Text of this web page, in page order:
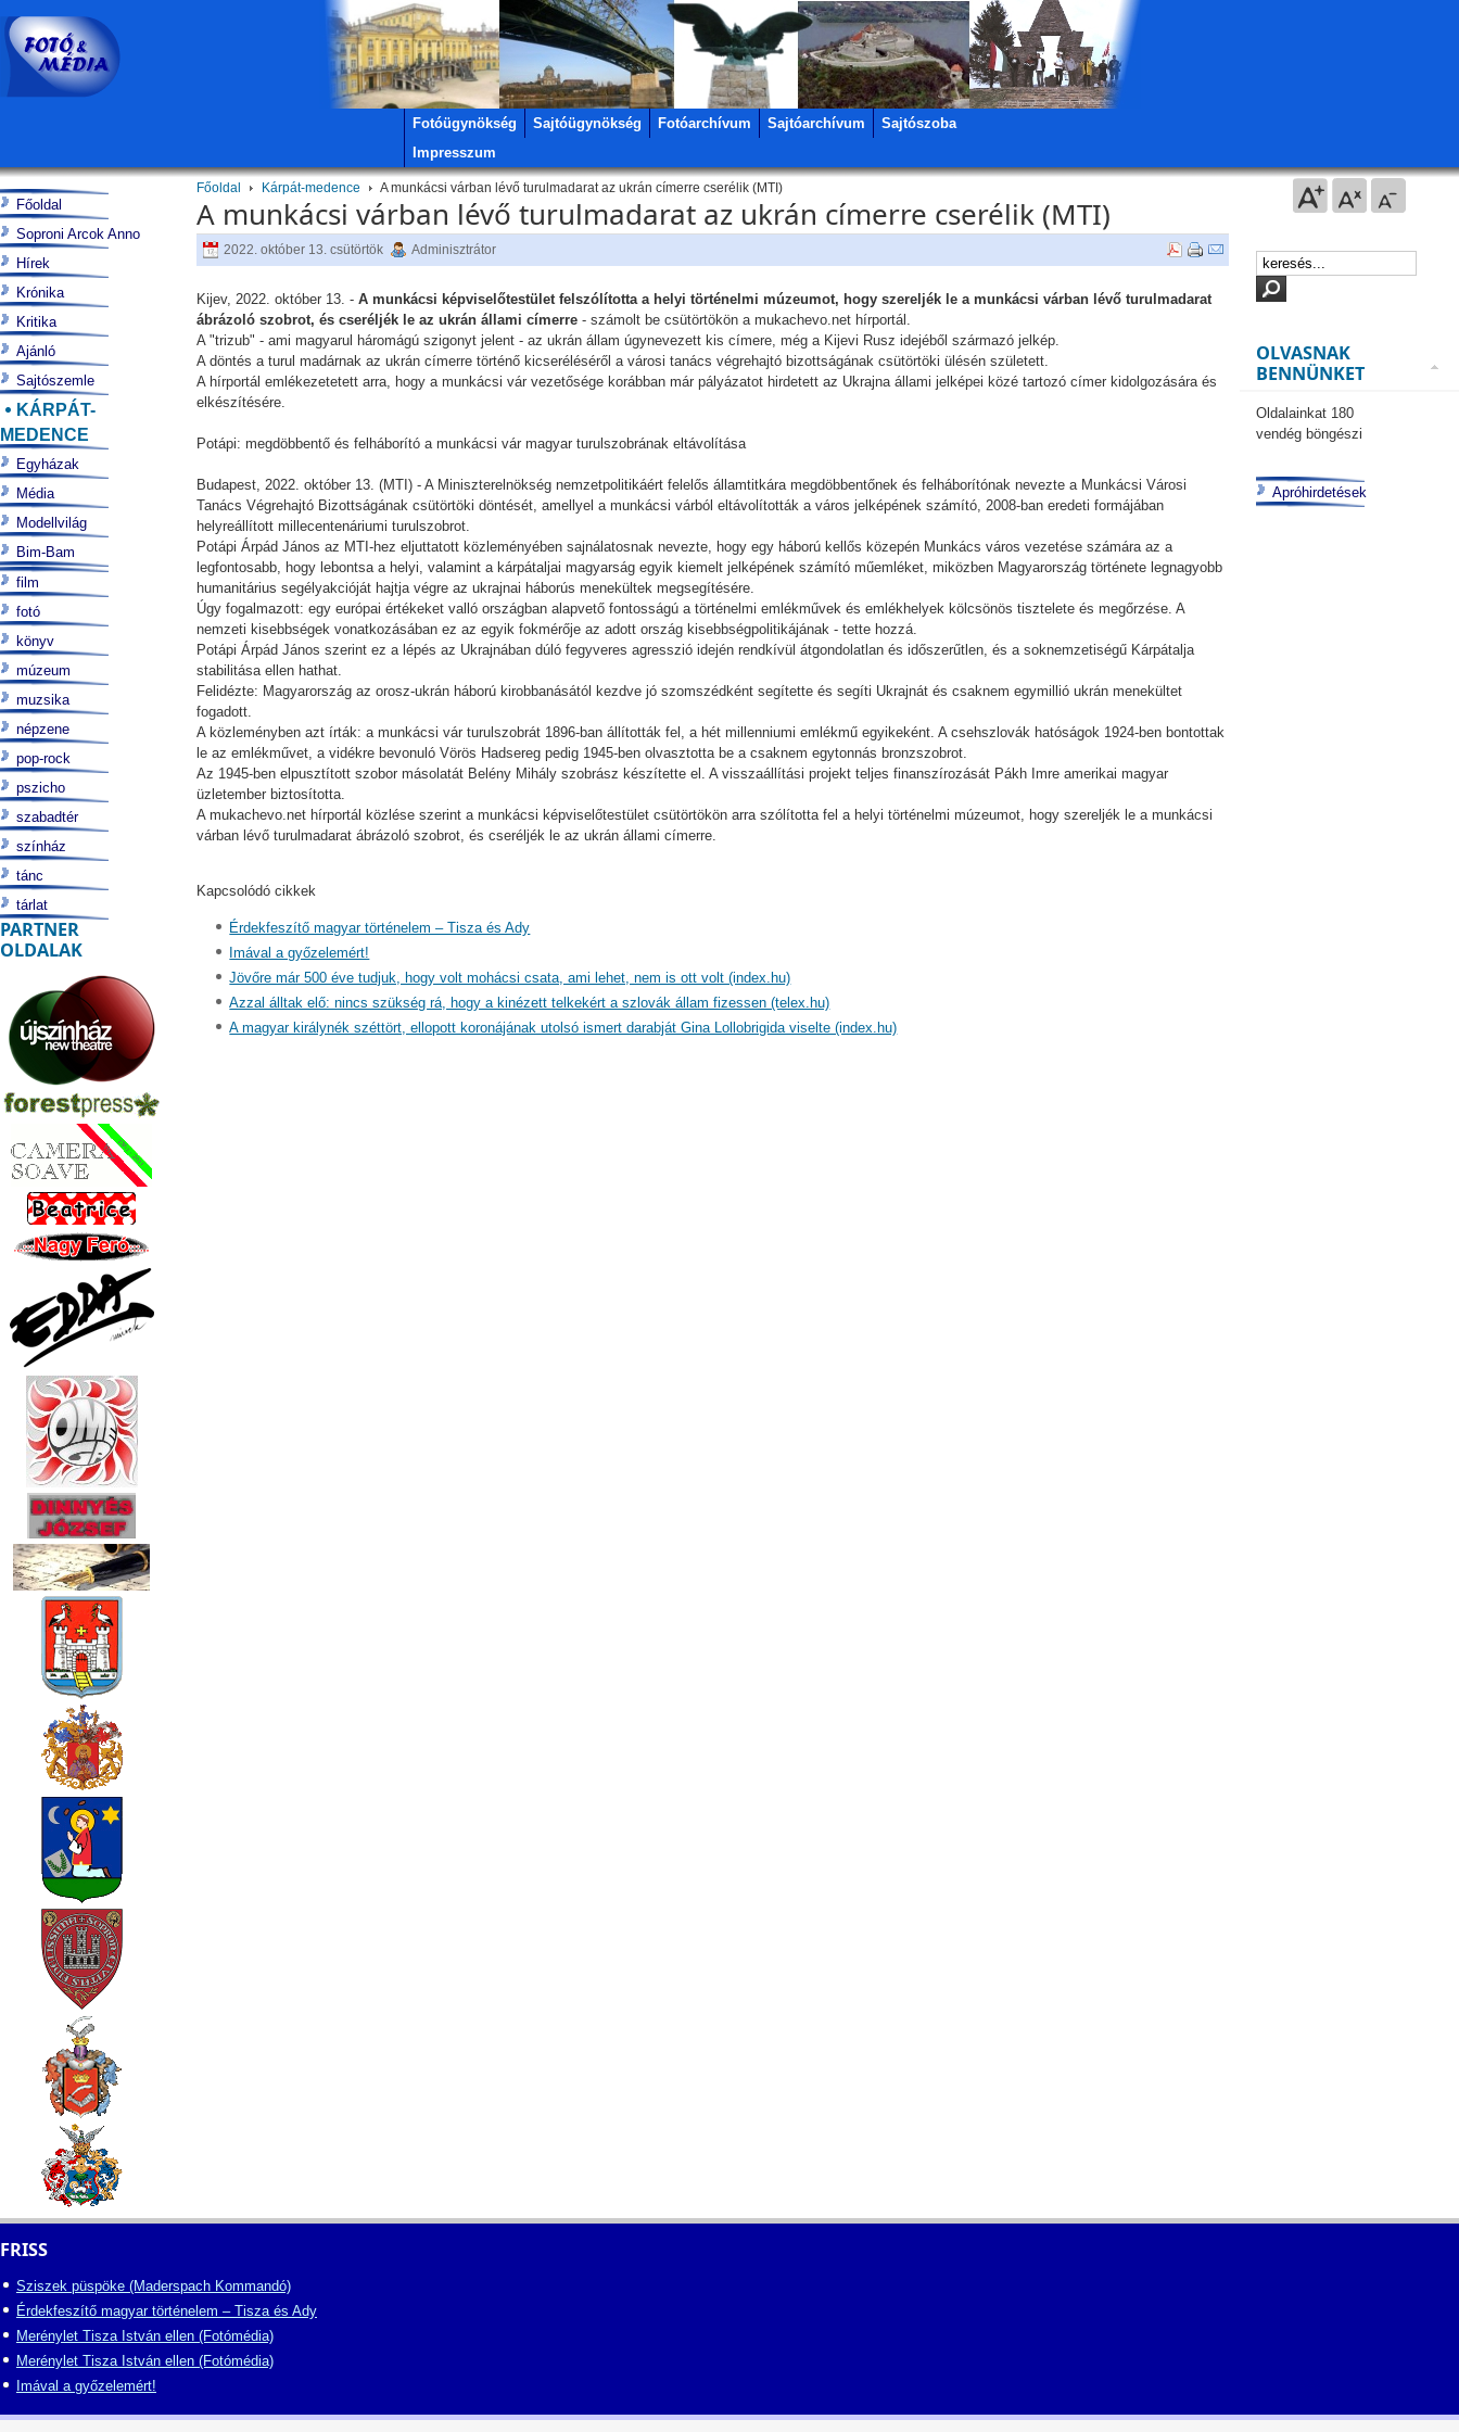
Fotóügynökség Sajtóügynökség Fotóarchívum Sajtóarchívum
Sajtószoba
Impresszum
Főoldal Kárpát-medence A munkácsi várban lévő turulmadarat az ukrán címerre cserélik (MTI)
A munkácsi várban lévő turulmadarat az ukrán címerre cserélik (MTI)
2022. október 13. csütörtök Adminisztrátor
Kijev, 2022. október 13. -A munkácsi képviselőtestület felszólította a helyi történelmi múzeumot, hogy szereljék le a munkácsi várban lévő turulmadarat
ábrázoló szobrot, és cseréljék le az ukrán állami címerre - számolt be csütörtökön a mukachevo.net hírportál.
A "trizub" - ami magyarul háromágú szigonyt jelent - az ukrán állam úgynevezett kis címere, még a Kijevi Rusz idejéből származó jelkép.
A döntés a turul madárnak az ukrán címerre történő kicseréléséről a városi tanács végrehajtó bizottságának csütörtöki ülésén született.
A hírportál emlékezetetett arra, hogy a munkácsi vár vezetősége korábban már pályázatot hirdetett az Ukrajna állami jelképei közé tartozó címer kidolgozására és
elkészítésére.
Potápi: megdöbbentő és felháborító a munkácsi vár magyar turulszobrának eltávolítása
Budapest, 2022. október 13. (MTI) - A Miniszterelnökség nemzetpolitikáért felelős államtitkára megdöbbentőnek és felháborítónak nevezte a Munkácsi Városi
Tanács Végrehajtó Bizottságának csütörtöki döntését, amellyel a munkácsi várból eltávolították a város jelképének számító, 2008-ban eredeti formájában
helyreállított millecentenáriumi turulszobrot.
Potápi Árpád János az MTI-hez eljuttatott közleményében sajnálatosnak nevezte, hogy egy háború kellős közepén Munkács város vezetése számára az a
legfontosabb, hogy lebontsa a helyi, valamint a kárpátaljai magyarság egyik kiemelt jelképének számító műemléket, miközben Magyarország története legnagyobb
humanitárius segélyakcióját hajtja végre az ukrajnai háborús menekültek megsegítésére.
Úgy fogalmazott: egy európai értékeket valló országban alapvető fontosságú a történelmi emlékművek és emlékhelyek kölcsönös tisztelete és megőrzése. A
nemzeti kisebbségek vonatkozásában ez az egyik fokmérője az adott ország kisebbségpolitikájának - tette hozzá.
Potápi Árpád János szerint ez a lépés az Ukrajnában dúló fegyveres agresszió idején rendkívül átgondolatlan és időszerűtlen, és a soknemzetiségű Kárpátalja
stabilitása ellen hathat.
Felidézte: Magyarország az orosz-ukrán háború kirobbanásától kezdve jó szomszédként segítette és segíti Ukrajnát és csaknem egymillió ukrán menekültet
fogadott.
A közleményben azt írták: a munkácsi vár turulszobrát 1896-ban állították fel, a hét millenniumi emlékmű egyikeként. A csehszlovák hatóságok 1924-ben bontottak
le az emlékművet, a vidékre bevonuló Vörös Hadsereg pedig 1945-ben olvasztotta be a csaknem egytonnás bronzszobrot.
Az 1945-ben elpusztított szobor másolatát Belény Mihály szobrász készítette el. A visszaállítási projekt teljes finanszírozását Pákh Imre amerikai magyar
üzletember biztosította.
A mukachevo.net hírportál közlése szerint a munkácsi képviselőtestület csütörtökön arra szólította fel a helyi történelmi múzeumot, hogy szereljék le a munkácsi
várban lévő turulmadarat ábrázoló szobrot, és cseréljék le az ukrán állami címerre.
Kapcsolódó cikkek
Érdekfeszítő magyar történelem – Tisza és Ady
Imával a győzelemért!
Jövőre már 500 éve tudjuk, hogy volt mohácsi csata, ami lehet, nem is ott volt (index.hu)
Azzal álltak elő: nincs szükség rá, hogy a kinézett telkekért a szlovák állam fizessen (telex.hu)
A magyar királynék széttört, ellopott koronájának utolsó ismert darabját Gina Lollobrigida viselte (index.hu)
Főoldal
Soproni Arcok Anno
Hírek
Krónika
Kritika
Ajánló
Sajtószemle
KÁRPÁT-
MEDENCE
Egyházak
Média
Modellvilág
Bim-Bam
film
fotó
könyv
múzeum
muzsika
népzene
pop-rock
pszicho
szabadtér
színház
tánc
tárlat
PARTNER
OLDALAK
OLVASNAK
BENNÜNKET
Oldalainkat 180
vendég böngészi
Apróhirdetések
FRISS
Sziszek püspöke (Maderspach Kommandó)
Érdekfeszítő magyar történelem – Tisza és Ady
Merénylet Tisza István ellen (Fotómédia)
Merénylet Tisza István ellen (Fotómédia)
Imával a győzelemért!